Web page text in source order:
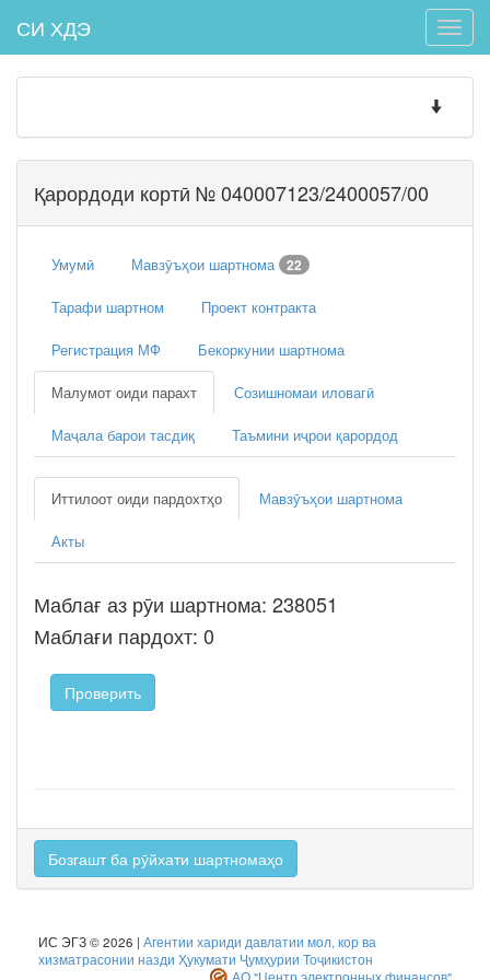
Toggle
СИ ХДЭ
Toggle
Қарордоди кортӣ № 040007123/2400057/00
Умумӣ Мавзӯъҳои шартнома 22
Тарафи шартном Проект контракта
Регистрация МФ Бекоркунии шартнома
Малумот оиди парахт Созишномаи иловагӣ
Маҷала барои тасдиқ Таъмини иҷрои қарордод
Иттилоот оиди пардохтҳо Мавзӯъҳои шартнома
Акты
Маблағ аз рӯи шартнома: 238051
Маблағи пардохт: 0
Проверить
Бозгашт ба рӯйхати шартномаҳо
ИС ЭГЗ © 2026 | Агентии хариди давлатии мол, кор ва
хизматрасонии назди Ҳукумати Ҷумҳурии Тоҷикистон